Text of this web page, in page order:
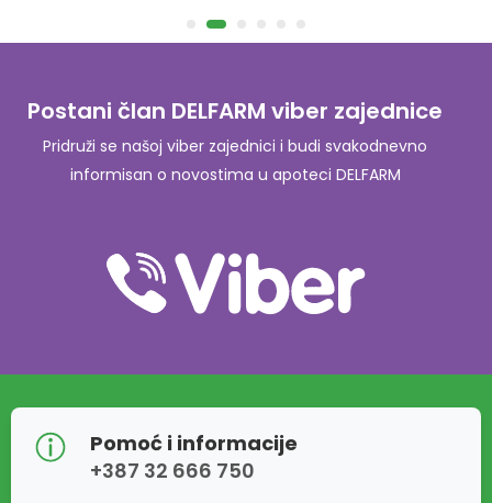
Postani član DELFARM viber zajednice
Pridruži se našoj viber zajednici i budi svakodnevno
informisan o novostima u apoteci DELFARM
Pomoć i informacije
+387 32 666 750